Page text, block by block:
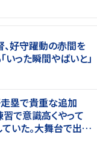
、好守躍動の赤間を
った瞬間やばいと」
塁で貴重な追加
で意識高くやって
いた。大舞台で出た